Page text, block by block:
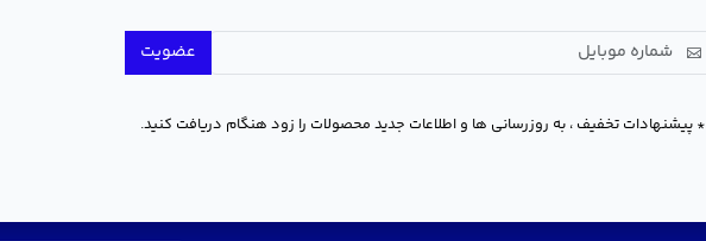
عضویت
* پیشنهادات تخفیف ، به روزرسانی ها و اطلاعات جدید محصولات را زود هنگام دریافت کنید.